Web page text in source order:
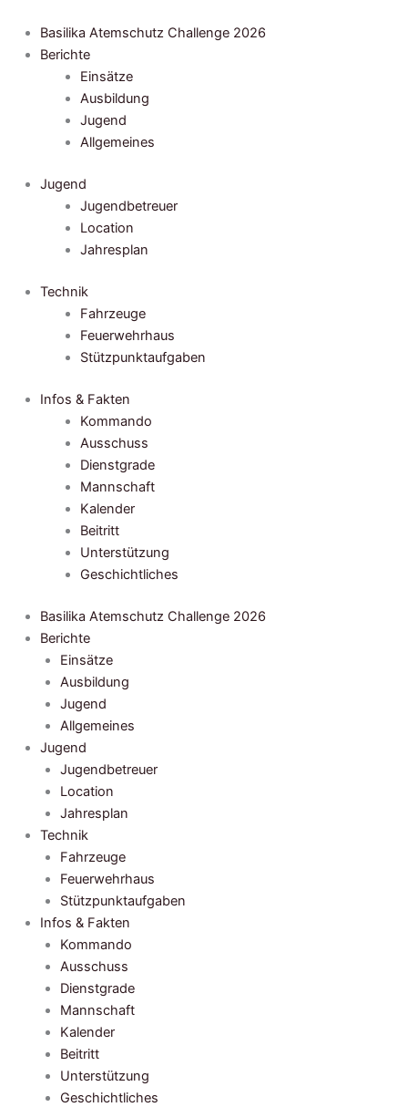
Inhalt
springen
Basilika Atemschutz Challenge 2026
Berichte
Einsätze
Ausbildung
Jugend
Allgemeines
Jugend
Jugendbetreuer
Location
Jahresplan
Technik
Fahrzeuge
Feuerwehrhaus
Stützpunktaufgaben
Infos & Fakten
Kommando
Ausschuss
Dienstgrade
Mannschaft
Kalender
Beitritt
Unterstützung
Geschichtliches
Basilika Atemschutz Challenge 2026
Berichte
Einsätze
Ausbildung
Jugend
Allgemeines
Jugend
Jugendbetreuer
Location
Jahresplan
Technik
Fahrzeuge
Feuerwehrhaus
Stützpunktaufgaben
Infos & Fakten
Kommando
Ausschuss
Dienstgrade
Mannschaft
Kalender
Beitritt
Unterstützung
Geschichtliches